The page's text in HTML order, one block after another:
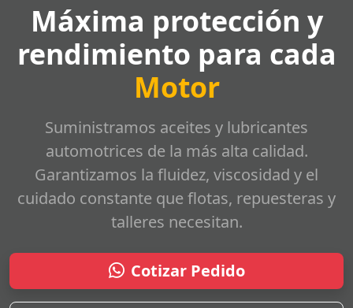
Máxima protección y
rendimiento para cada
Motor
Suministramos aceites y lubricantes
automotrices de la más alta calidad.
Garantizamos la fluidez, viscosidad y el
cuidado constante que flotas, repuesteras y
talleres necesitan.
Cotizar Pedido